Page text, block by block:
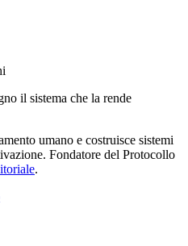
il sistema che la rende
umano e costruisce sistemi
Fondatore del Protocollo
.